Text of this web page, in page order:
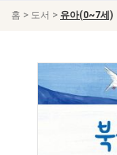
홈 > 도서 > 유아(0~7세)